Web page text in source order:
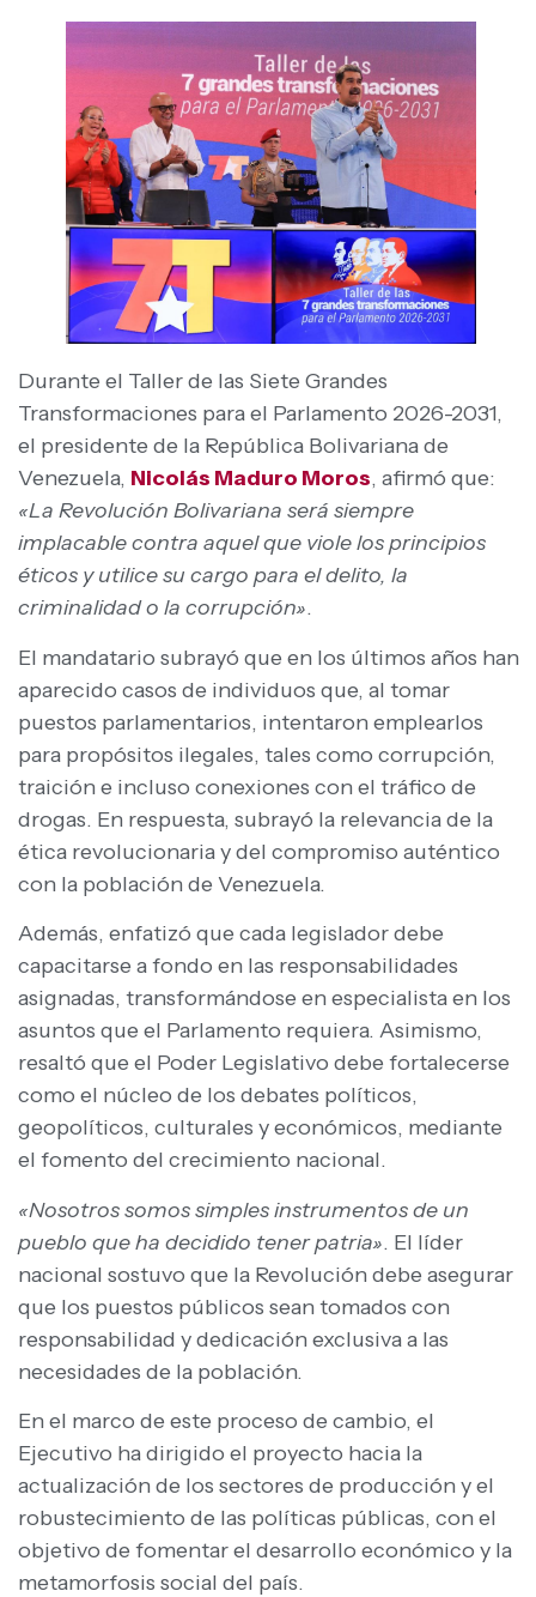
Durante el Taller de las Siete Grandes
Transformaciones para el Parlamento 2026-2031,
el presidente de la República Bolivariana de
Venezuela, Nicolás Maduro Moros, afirmó que:
«La Revolución Bolivariana será siempre
implacable contra aquel que viole los principios
éticos y utilice su cargo para el delito, la
criminalidad o la corrupción».
El mandatario subrayó que en los últimos años han
aparecido casos de individuos que, al tomar
puestos parlamentarios, intentaron emplearlos
para propósitos ilegales, tales como corrupción,
traición e incluso conexiones con el tráfico de
drogas. En respuesta, subrayó la relevancia de la
ética revolucionaria y del compromiso auténtico
con la población de Venezuela.
Además, enfatizó que cada legislador debe
capacitarse a fondo en las responsabilidades
asignadas, transformándose en especialista en los
asuntos que el Parlamento requiera. Asimismo,
resaltó que el Poder Legislativo debe fortalecerse
como el núcleo de los debates políticos,
geopolíticos, culturales y económicos, mediante
el fomento del crecimiento nacional.
«Nosotros somos simples instrumentos de un
pueblo que ha decidido tener patria». El líder
nacional sostuvo que la Revolución debe asegurar
que los puestos públicos sean tomados con
responsabilidad y dedicación exclusiva a las
necesidades de la población.
En el marco de este proceso de cambio, el
Ejecutivo ha dirigido el proyecto hacia la
actualización de los sectores de producción y el
robustecimiento de las políticas públicas, con el
objetivo de fomentar el desarrollo económico y la
metamorfosis social del país.